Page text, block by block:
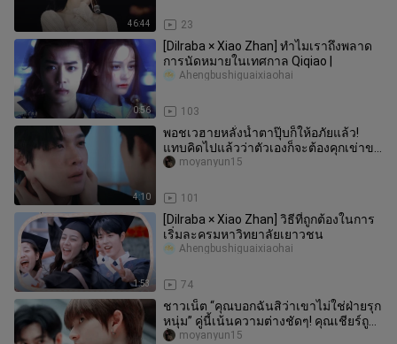
46:44 23
0:56
[Dilraba × Xiao Zhan] ทำไมเราถึงพลาด
การนัดหมายในเทศกาล Qiqiao |
103
Ahengbushiguaixiaohai
4:10
พอชเวฮายหลั่งน้ำตาปุ๊บก็ให้อภัยแล้ว!
แทบคิดไปแล้วว่าตัวเองก็จะต้องคุกเข่าขอ
ให้ชเวฮายให้อภัยด้วยเหมือ
101
moyanyun15
1:53
[Dilraba × Xiao Zhan] วิธีที่ถูกต้องในการ
เริ่มละครมหาวิทยาลัยเยาวชน
74
Ahengbushiguaixiaohai
ชาวเน็ต “คุณบอกฉันสิว่าเขาไม่ใช่ฝ่ายรุก
หนุ่ม” คู่นี้เน้นความต่างชัดๆ! คุณเชียร์ถูก
ฝั่งหรือเปล่า?
moyanyun15